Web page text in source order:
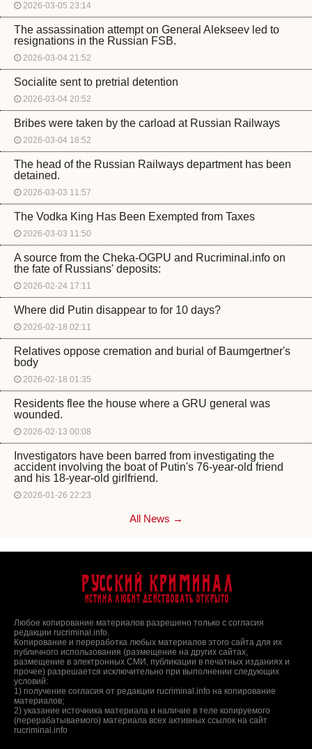
2026-03-05 23:14
The assassination attempt on General Alekseev led to
resignations in the Russian FSB.
2026-03-04 21:52
Socialite sent to pretrial detention
2026-03-04 20:52
Bribes were taken by the carload at Russian Railways
2026-03-04 18:52
The head of the Russian Railways department has been
detained.
2026-03-03 11:57
The Vodka King Has Been Exempted from Taxes
2026-03-03 11:50
A source from the Cheka-OGPU and Rucriminal.info on
the fate of Russians' deposits:
2026-02-24 17:11
Where did Putin disappear to for 10 days?
2026-02-18 02:11
Relatives oppose cremation and burial of Baumgertner's
body
2026-02-18 01:35
Residents flee the house where a GRU general was
wounded.
2026-02-13 00:08
Investigators have been barred from investigating the
accident involving the boat of Putin's 76-year-old friend
and his 18-year-old girlfriend.
2026-01-26 22:23
All News →
Русский Криминал
Истина любит действовать открыто
Любое копирование материалов разрешено только с согласия
редакции rucriminal.info.
Копирование и переработка любых материалов этого сайта для их
публичного использования (размещение на других сайтах,
размещение в электронных СМИ, публикации в печатных изданиях и
прочее) разрешается исключительно при выполнении следующих
условий:
1) получение согласия от редакции rucriminal.info на копирование
материалов;
2) указание источника материала и наличие в теле копируемого
(перерабатываемого) материала всех активных ссылок на сайт
rucriminal.info